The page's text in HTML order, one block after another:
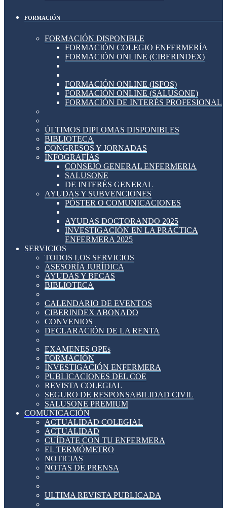
FORMACIÓN
FORMACIÓN DISPONIBLE
FORMACIÓN COLEGIO ENFERMERÍA
FORMACIÓN ONLINE (CIBERINDEX)
FORMACIÓN ONLINE (ISFOS)
FORMACIÓN ONLINE (SALUSONE)
FORMACIÓN DE INTERÉS PROFESIONAL
ÚLTIMOS DIPLOMAS DISPONIBLES
BIBLIOTECA
CONGRESOS Y JORNADAS
INFOGRAFÍAS
CONSEJO GENERAL ENFERMERIA
SALUSONE
DE INTERÉS GENERAL
AYUDAS Y SUBVENCIONES
PÓSTER O COMUNICACIONES
AYUDAS DOCTORANDO 2025
INVESTIGACIÓN EN LA PRÁCTICA
ENFERMERA 2025
SERVICIOS
TODOS LOS SERVICIOS
ASESORÍA JURÍDICA
AYUDAS Y BECAS
BIBLIOTECA
CALENDARIO DE EVENTOS
CIBERINDEX ABONADO
CONVENIOS
DECLARACIÓN DE LA RENTA
EXAMENES OPEs
FORMACIÓN
INVESTIGACIÓN ENFERMERA
PUBLICACIONES DEL COE
REVISTA COLEGIAL
SEGURO DE RESPONSABILIDAD CIVIL
SALUSONE PREMIUM
COMUNICACIÓN
ACTUALIDAD COLEGIAL
ACTUALIDAD
CUÍDATE CON TU ENFERMERA
EL TERMÓMETRO
NOTICIAS
NOTAS DE PRENSA
ULTIMA REVISTA PUBLICADA